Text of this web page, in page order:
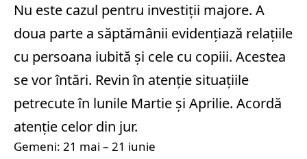
Nu este cazul pentru investiții majore. A
doua parte a săptămânii evidențiază relațiile
cu persoana iubită și cele cu copiii. Acestea
se vor întări. Revin în atenție situațiile
petrecute în lunile Martie și Aprilie. Acordă
atenție celor din jur.
Gemeni: 21 mai – 21 iunie